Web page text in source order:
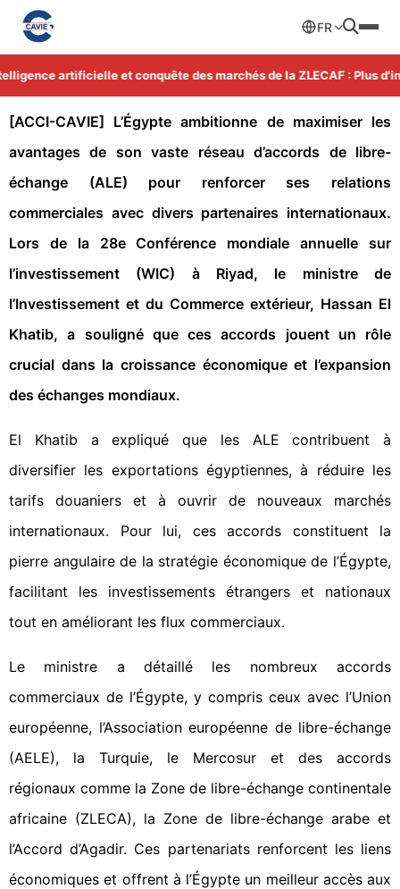
artificielle et conquête des marchés de la ZLECAF : Plus
FR
[ACCI-CAVIE] L’Égypte ambitionne de maximiser les
avantages de son vaste réseau d’accords de libre-
échange (ALE) pour renforcer ses relations
commerciales avec divers partenaires internationaux.
Lors de la 28e Conférence mondiale annuelle sur
l’investissement (WIC) à Riyad, le ministre de
l’Investissement et du Commerce extérieur, Hassan El
Khatib, a souligné que ces accords jouent un rôle
crucial dans la croissance économique et l’expansion
des échanges mondiaux.
El Khatib a expliqué que les ALE contribuent à
diversifier les exportations égyptiennes, à réduire les
tarifs douaniers et à ouvrir de nouveaux marchés
internationaux. Pour lui, ces accords constituent la
pierre angulaire de la stratégie économique de l’Égypte,
facilitant les investissements étrangers et nationaux
tout en améliorant les flux commerciaux.
Le ministre a détaillé les nombreux accords
commerciaux de l’Égypte, y compris ceux avec l’Union
européenne, l’Association européenne de libre-échange
(AELE), la Turquie, le Mercosur et des accords
régionaux comme la Zone de libre-échange continentale
africaine (ZLECA), la Zone de libre-échange arabe et
l’Accord d’Agadir. Ces partenariats renforcent les liens
économiques et offrent à l’Égypte un meilleur accès aux